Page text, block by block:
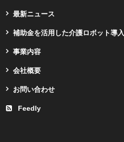
最新ニュース
補助金を活用した介護ロボット導入
事業内容
会社概要
お問い合わせ
Feedly